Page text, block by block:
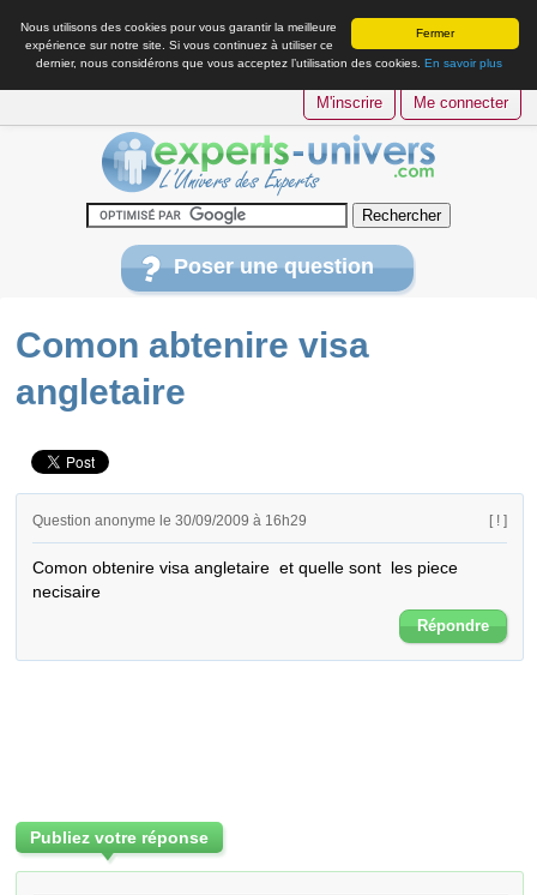
Fermer
Nous utilisons des cookies pour vous garantir la meilleure
expérience sur notre site. Si vous continuez à utiliser ce
dernier, nous considérons que vous acceptez l’utilisation des cookies. En savoir plus
M'inscrire Me connecter
Poser une question
Comon abtenire visa
angletaire
Question anonyme le 30/09/2009 à 16h29 [ ! ]
Comon obtenire visa angletaire  et quelle sont  les piece
necisaire
Répondre
Publiez votre réponse